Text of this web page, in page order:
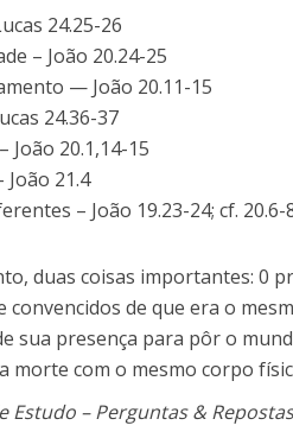
24.25-26
– João 20.24-25
— João 20.11-15
24.36-37
João 20.1,14-15
João 21.4
– João 19.23-24; cf. 20.6-
duas coisas importantes: 0
de que era o
sua presença para pôr o
morte com o mesmo corpo
Estudo – Perguntas & Repostas